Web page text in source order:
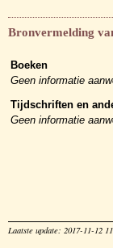
Bronvermelding
Boeken
Geen informatie
Tijdschriften en
Geen informatie
Laatste update: 2017-11-12